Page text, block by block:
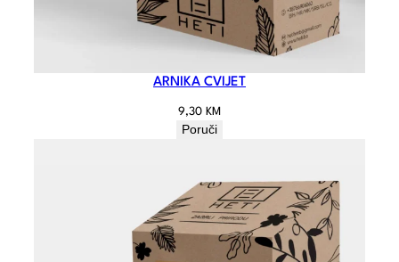
ARNIKA CVIJET
9,30 KM
Poruči